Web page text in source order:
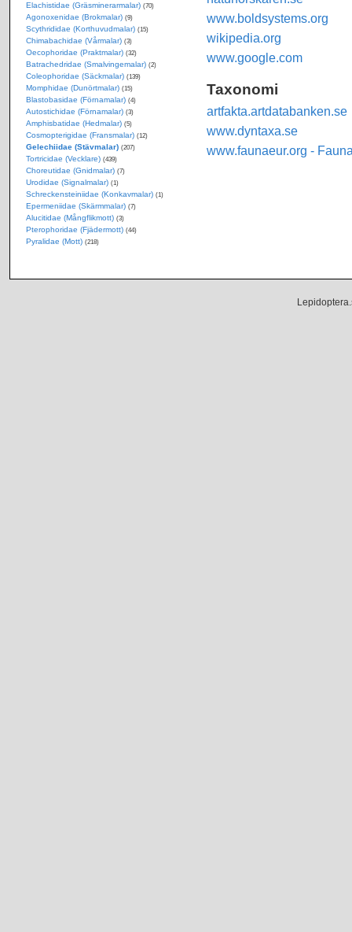
www.boldsystems.org
wikipedia.org
www.google.com
Taxonomi
artfakta.artdatabanken.se
www.dyntaxa.se
www.faunaeur.org -
Elachistidae (Gräsminerarmalar) (70)
Agonoxenidae (Brokmalar) (9)
Scythrididae (Korthuvudmalar) (15)
Chimabachidae (Vårmalar) (3)
Oecophoridae (Praktmalar) (32)
Batrachedridae (Smalvingemalar) (2)
Coleophoridae (Säckmalar) (139)
Momphidae (Dunörtmalar) (15)
Blastobasidae (Förnamalar) (4)
Autostichidae (Förnamalar) (3)
Amphisbatidae (Hedmalar) (5)
Cosmopterigidae (Fransmalar) (12)
Gelechiidae (Stävmalar) (207)
Tortricidae (Vecklare) (439)
Choreutidae (Gnidmalar) (7)
Urodidae (Signalmalar) (1)
Schreckensteiniidae (Konkavmalar) (1)
Epermeniidae (Skärmmalar) (7)
Alucitidae (Mångflikmott) (3)
Pterophoridae (Fjädermott) (44)
Pyralidae (Mott) (218)